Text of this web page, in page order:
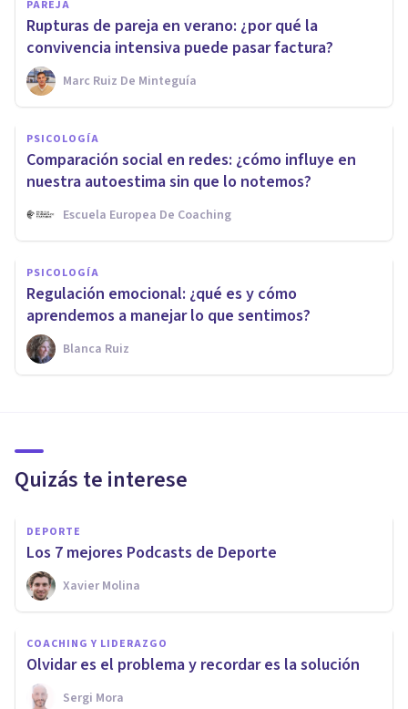
PAREJA
Rupturas de pareja en verano: ¿por qué la
convivencia intensiva puede pasar factura?
Marc Ruiz De Minteguía
PSICOLOGÍA
Comparación social en redes: ¿cómo influye en
nuestra autoestima sin que lo notemos?
Escuela Europea De Coaching
PSICOLOGÍA
Regulación emocional: ¿qué es y cómo
aprendemos a manejar lo que sentimos?
Blanca Ruiz
Quizás te interese
DEPORTE
Los 7 mejores Podcasts de Deporte
Xavier Molina
COACHING Y LIDERAZGO
Olvidar es el problema y recordar es la solución
Sergi Mora